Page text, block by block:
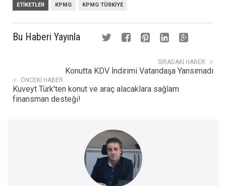
ETIKETLER KPMG KPMG TÜRKIYE
Bu Haberi Yayınla
SIRADAKI HABER
Konutta KDV İndirimi Vatandaşa Yansımadı
ÖNCEKI HABER
Kuveyt Türk'ten konut ve araç alacaklara sağlam
finansman desteği!